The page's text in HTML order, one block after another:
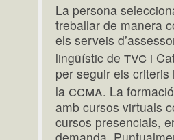
La persona
treballar de manera
els serveis
lingüístic detvc i
per seguir els
la ccma. La
amb cursos virtuals
cursos presencials,